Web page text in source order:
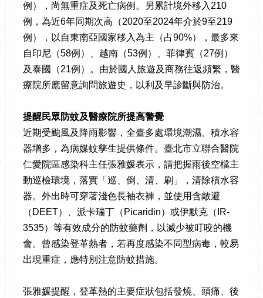
例），尚無重症及死亡病例。另累計境外移入210
例，為近6年同期次高（2020至2024年介於9至219
例），以自東南亞國家移入為主（占90%），最多來
自印尼（58例）、越南（53例）、菲律賓（27例）
及泰國（21例）。由於國人旅遊及商務往返頻繁，醫
療院所應留意詢問旅遊史，以利及早診斷與防治。
提醒民眾防蚊及醫療院所提高警覺
近期受颱風及降雨影響，全臺多處環境潮濕、積水容
器增多，為病媒蚊孳生提供條件。臺北市立聯合醫院
仁愛院區感染科主任張雅媛表示，請把握雨後空檔主
動巡檢環境，落實「巡、倒、清、刷」，清除積水容
器。外出時可穿著淺色長袖衣褲，並使用含敵避
（DEET）、派卡瑞丁（Picaridin）或伊默克（IR-
3535）等有效成分的防蚊藥劑，以減少被叮咬的機
會。曾感染登革熱者，若再度感染不同型病毒，較易
出現重症，應特別注意防蚊措施。
張雅媛提醒，登革熱的主要症狀包括發燒、頭痛、後